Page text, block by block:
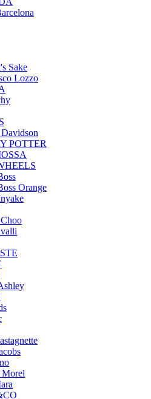
Sake
Lozzo
POTTER
Orange